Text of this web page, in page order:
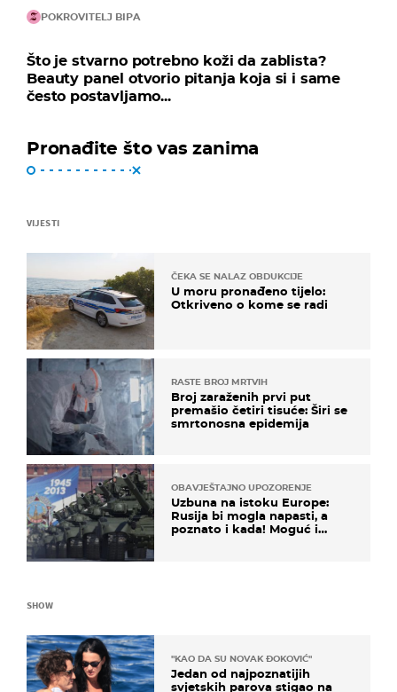
POKROVITELJ BIPA
Što je stvarno potrebno koži da zablista?
Beauty panel otvorio pitanja koja si i same
često postavljamo...
Pronađite što vas zanima
VIJESTI
ČEKA SE NALAZ OBDUKCIJE
U moru pronađeno tijelo:
Otkriveno o kome se radi
RASTE BROJ MRTVIH
Broj zaraženih prvi put
premašio četiri tisuće: Širi se
smrtonosna epidemija
OBAVJEŠTAJNO UPOZORENJE
Uzbuna na istoku Europe:
Rusija bi mogla napasti, a
poznato i kada! Moguć i
SHOW
"KAO DA SU NOVAK ĐOKOVIĆ"
Jedan od najpoznatijih
svjetskih parova stigao na